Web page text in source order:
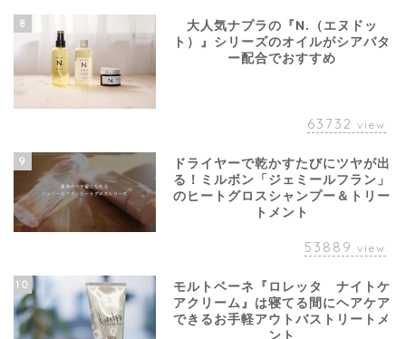
8
大人気ナプラの『N.（エヌドッ
ト）』シリーズのオイルがシアバタ
ー配合でおすすめ
63732 view
9
ドライヤーで乾かすたびにツヤが出
る！ミルボン「ジェミールフラン」
のヒートグロスシャンプー＆トリー
トメント
53889 view
10
モルトベーネ『ロレッタ ナイトケ
アクリーム』は寝てる間にヘアケア
できるお手軽アウトバストリートメ
ント